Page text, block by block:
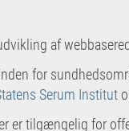
af
for
Serum Institut
er tilgængelig for